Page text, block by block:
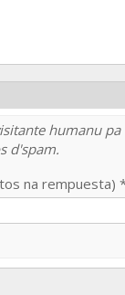
humanu pa
d'spam.
na rempuesta)